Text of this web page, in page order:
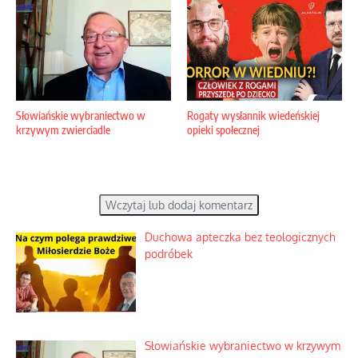
Słowiańskie wybraniectwo w
krzywym zwierciadle
Rogaty wysłannik wiedeńskiej
opieki społecznej
Wczytaj lub dodaj komentarz
Duchowa apteczka bez teologicznych
podróbek
Słowiańskie wybraniectwo w krzywym